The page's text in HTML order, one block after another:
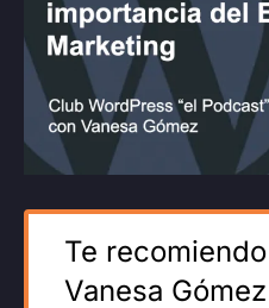
Te
Vanesa Gómez